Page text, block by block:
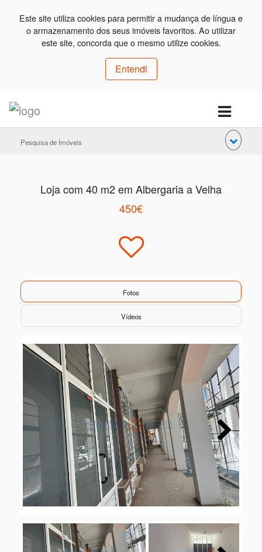
Este site utiliza cookies para permitir a mudança de língua e
o armazenamento dos seus imóveis favoritos. Ao utilizar
este site, concorda que o mesmo utilize cookies.
Entendi
Pesquisa de Imóveis
Loja com 40 m2 em Albergaria a Velha
450€
Fotos
Vídeos
Next